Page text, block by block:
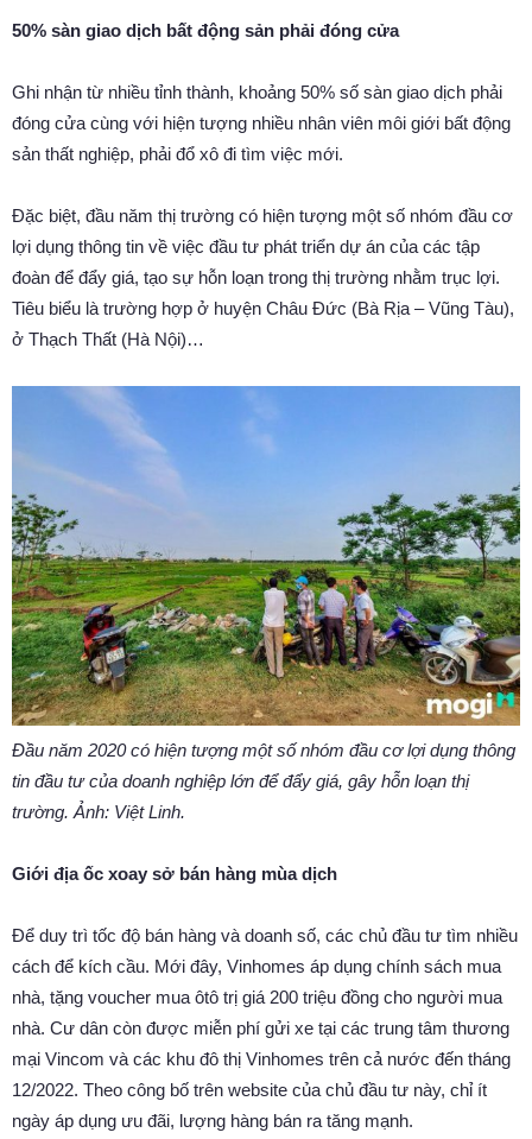
50% sàn giao dịch bất động sản phải đóng cửa
Ghi nhận từ nhiều tỉnh thành, khoảng 50% số sàn giao dịch phải
đóng cửa cùng với hiện tượng nhiều nhân viên môi giới bất động
sản thất nghiệp, phải đổ xô đi tìm việc mới.
Đặc biệt, đầu năm thị trường có hiện tượng một số nhóm đầu cơ
lợi dụng thông tin về việc đầu tư phát triển dự án của các tập
đoàn để đẩy giá, tạo sự hỗn loạn trong thị trường nhằm trục lợi.
Tiêu biểu là trường hợp ở huyện Châu Đức (Bà Rịa – Vũng Tàu),
ở Thạch Thất (Hà Nội)…
Đầu năm 2020 có hiện tượng một số nhóm đầu cơ lợi dụng thông
tin đầu tư của doanh nghiệp lớn để đẩy giá, gây hỗn loạn thị
trường. Ảnh: Việt Linh.
Giới địa ốc xoay sở bán hàng mùa dịch
Để duy trì tốc độ bán hàng và doanh số, các chủ đầu tư tìm nhiều
cách để kích cầu. Mới đây, Vinhomes áp dụng chính sách mua
nhà, tặng voucher mua ôtô trị giá 200 triệu đồng cho người mua
nhà. Cư dân còn được miễn phí gửi xe tại các trung tâm thương
mại Vincom và các khu đô thị Vinhomes trên cả nước đến tháng
12/2022. Theo công bố trên website của chủ đầu tư này, chỉ ít
ngày áp dụng ưu đãi, lượng hàng bán ra tăng mạnh.